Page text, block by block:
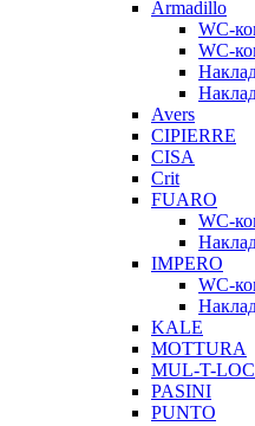
Armadillo
WC-
WC-
Avers
CIPIERRE
CISA
Crit
FUARO
WC-
IMPERO
WC-
KALE
MOTTURA
MUL-T-
PASINI
PUNTO